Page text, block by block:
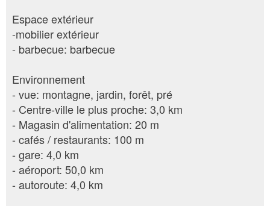
Espace extérieur
-mobilier extérieur
- barbecue: barbecue
Environnement
- vue: montagne, jardin, forêt, pré
- Centre-ville le plus proche: 3,0 km
- Magasin d'alimentation: 20 m
- cafés / restaurants: 100 m
- gare: 4,0 km
- aéroport: 50,0 km
- autoroute: 4,0 km